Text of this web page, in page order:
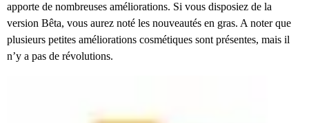
apporte de nombreuses améliorations. Si vous disposiez de la
version Bêta, vous aurez noté les nouveautés en gras. A noter que
plusieurs petites améliorations cosmétiques sont présentes, mais il
n’y a pas de révolutions.